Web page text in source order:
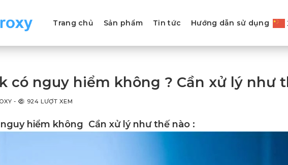
Trang chủ Sản phẩm Tin tức Hướng dẫn sử dụng
có nguy hiểm không ? Cần xử lý như
- 924 LƯỢT XEM
hiểm không Cần xử lý như thế nào :